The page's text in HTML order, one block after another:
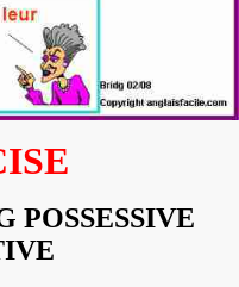
POSSESSIVE